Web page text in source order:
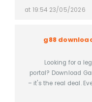
23/05/2026 at 19:54
g88
Looking for a
portal? Download
– it's the real deal.